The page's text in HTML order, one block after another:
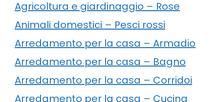
Agricoltura e giardinaggio – Rose
Animali domestici – Pesci rossi
Arredamento per la casa – Armadio
Arredamento per la casa – Bagno
Arredamento per la casa – Corridoi
Arredamento per la casa – Cucina